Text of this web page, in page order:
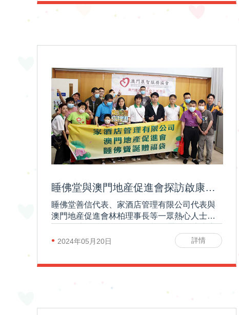
睡佛堂與澳門地産促進會探訪啟康中心
睡佛堂善信代表、家酒店管理有限公司代表與
澳門地産促進會林柏理事長等一眾熱心人士於5
探訪
• 2024年05月20日 詳情